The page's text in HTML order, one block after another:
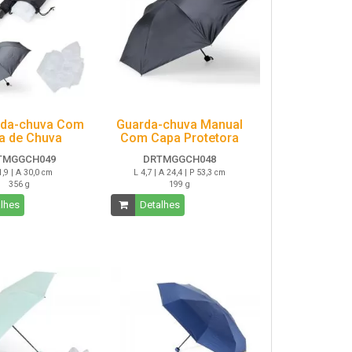
chuva Com
de Chuva
| A 30,0 cm
356 g
Guarda-chuva Manual
Com Capa Protetora
DRTMGGCH048
L 4,7 | A 24,4 | P 53,3 cm
199 g
Detalhes